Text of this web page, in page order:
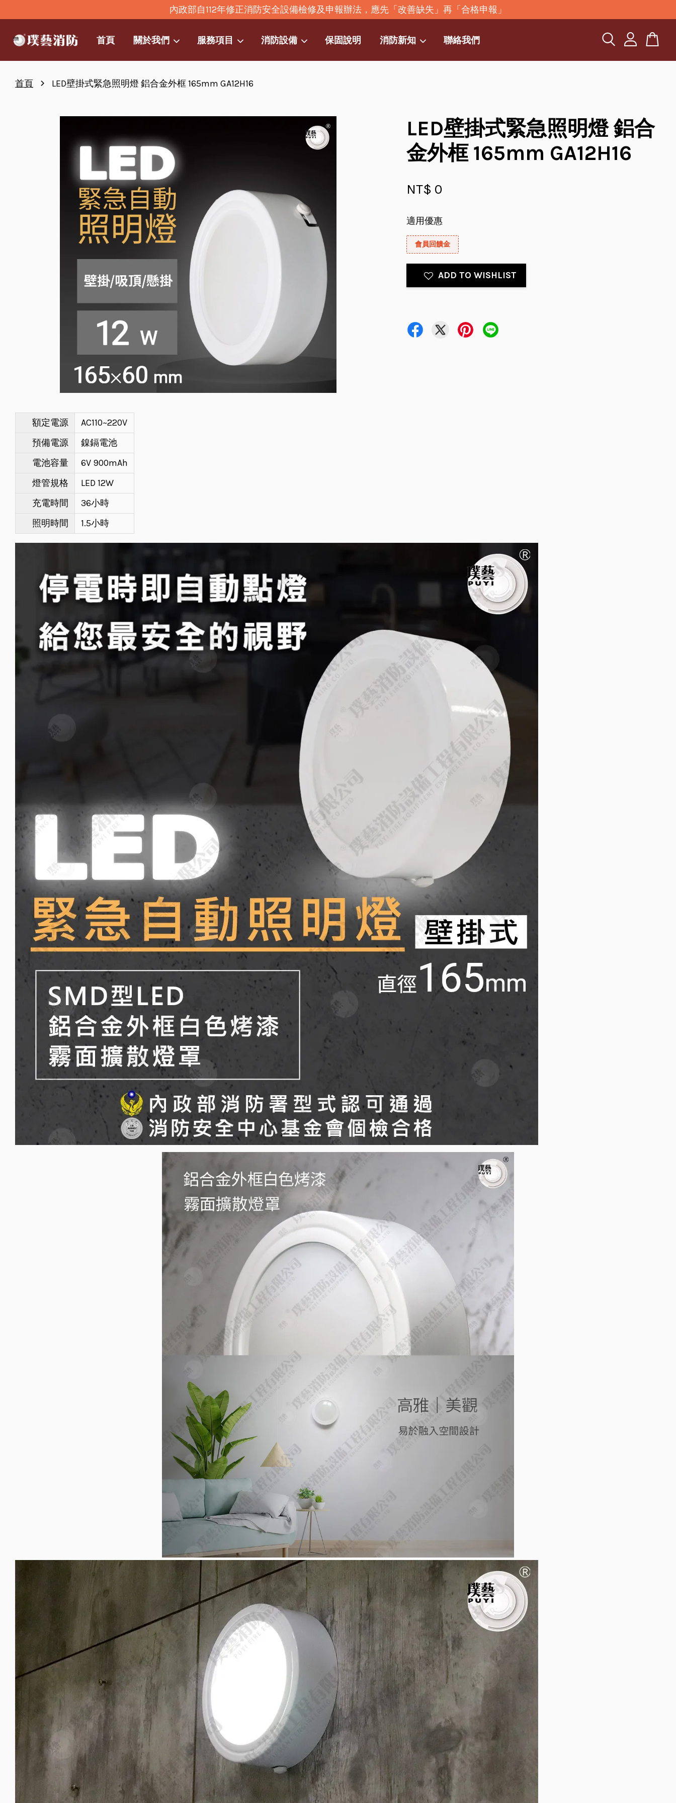
內政部自112年修正消防安全設備檢修及申報辦法，應先「改善缺失」再「合格申報」
首頁 關於我們 服務項目 消防設備 保固說明 消防新知 聯絡我們
首頁 › LED壁掛式緊急照明燈 鋁合金外框 165mm GA12H16
LED壁掛式緊急照明燈 鋁合
金外框 165mm GA12H16
NT$ 0
適用優惠
會員回饋金
ADD TO WISHLIST
額定電源
AC110~220V
預備電源
鎳鎘電池
電池容量
6V 900mAh
燈管規格
LED 12W
充電時間
36小時
照明時間
1.5小時
繼續購物